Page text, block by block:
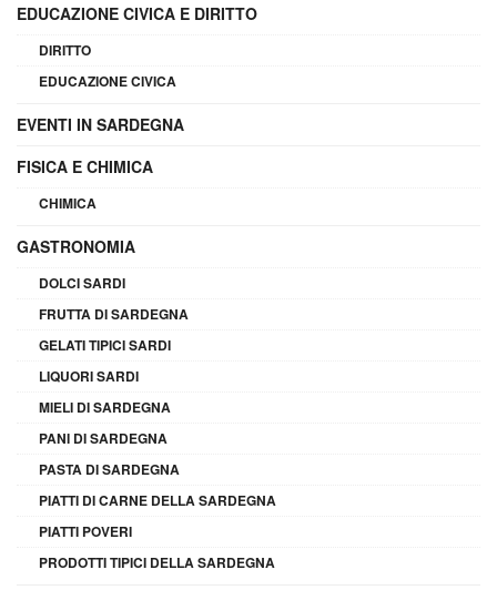
EDUCAZIONE CIVICA E DIRITTO
DIRITTO
EDUCAZIONE CIVICA
EVENTI IN SARDEGNA
FISICA E CHIMICA
CHIMICA
GASTRONOMIA
DOLCI SARDI
FRUTTA DI SARDEGNA
GELATI TIPICI SARDI
LIQUORI SARDI
MIELI DI SARDEGNA
PANI DI SARDEGNA
PASTA DI SARDEGNA
PIATTI DI CARNE DELLA SARDEGNA
PIATTI POVERI
PRODOTTI TIPICI DELLA SARDEGNA